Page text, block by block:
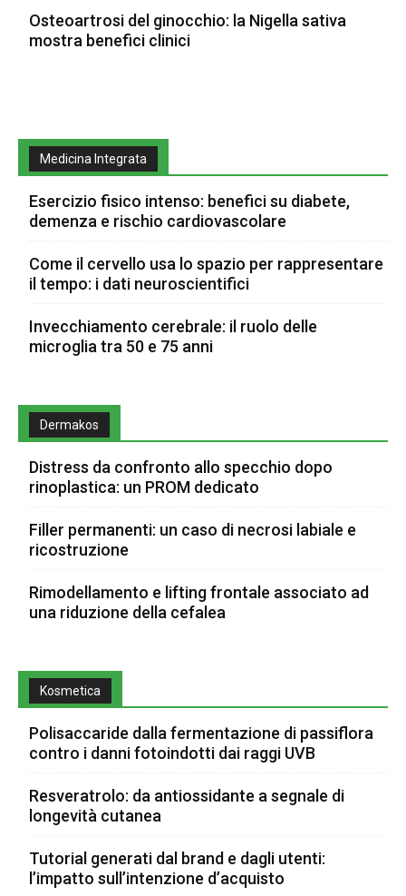
Osteoartrosi del ginocchio: la Nigella sativa
mostra benefici clinici
Medicina Integrata
Esercizio fisico intenso: benefici su diabete,
demenza e rischio cardiovascolare
Come il cervello usa lo spazio per rappresentare
il tempo: i dati neuroscientifici
Invecchiamento cerebrale: il ruolo delle
microglia tra 50 e 75 anni
Dermakos
Distress da confronto allo specchio dopo
rinoplastica: un PROM dedicato
Filler permanenti: un caso di necrosi labiale e
ricostruzione
Rimodellamento e lifting frontale associato ad
una riduzione della cefalea
Kosmetica
Polisaccaride dalla fermentazione di passiflora
contro i danni fotoindotti dai raggi UVB
Resveratrolo: da antiossidante a segnale di
longevità cutanea
Tutorial generati dal brand e dagli utenti:
l’impatto sull’intenzione d’acquisto